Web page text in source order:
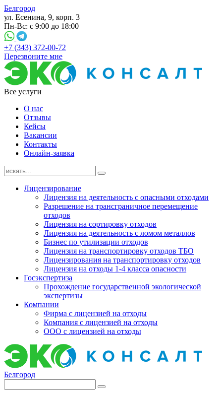
Белгород
ул. Есенина, 9, корп. 3
Пн-Вс: с 9:00 до 18:00
+7 (343) 372-00-72
Перезвоните мне
Все услуги
О нас
Отзывы
Кейсы
Вакансии
Контакты
Онлайн-заявка
Лицензирование
Лицензия на деятельность с опасными отходами
Разрешение на трансграничное перемещение
отходов
Лицензия на сортировку отходов
Лицензия на деятельность с ломом металлов
Бизнес по утилизации отходов
Лицензия на транспортировку отходов ТБО
Лицензирования на транспортировку отходов
Лицензия на отходы 1-4 класса опасности
Госэкспертиза
Прохождение государственной экологической
экспертизы
Компании
Фирма с лицензией на отходы
Компания с лицензией на отходы
ООО с лицензией на отходы
Белгород